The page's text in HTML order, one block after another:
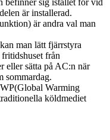
är installerad.
är andra val man
man lätt fjärrstyra
från
eller sätta på AC:n när
sommardag.
Warming
köldmediet